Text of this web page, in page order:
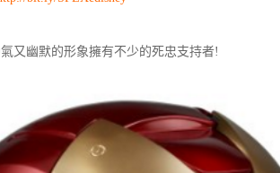
氣又幽默的形象擁有不少的死忠支持者!